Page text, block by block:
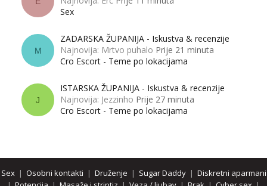
Sex
M
ZADARSKA ŽUPANIJA - Iskustva & recenzije
Najnovija: Mrtvo puhalo Prije 21 minuta
Cro Escort - Teme po lokacijama
J
ISTARSKA ŽUPANIJA - Iskustva & recenzije
Najnovija: Jezzinho Prije 27 minuta
Cro Escort - Teme po lokacijama
Sex| Osobni kontakti | Druženje | Sugar Daddy| Diskretni aparmani